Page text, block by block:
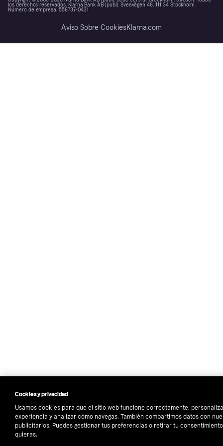
los derechos reservados. Klarna Bank AB (publ). Sveavägen 46, 111 34 Stockholm.
Número de empresa: 556737-0431
Aviso Sobre CookiesKlarna.com
Cookies y privacidad
Usamos cookies para que el sitio web funcione correctamente,
experiencia y analizar cómo navegas. También compartimos datos con
publicitarios. Puedes gestionar tus preferencias o retirar tu
quieras.